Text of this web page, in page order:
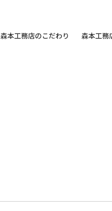
森本工務店のこだわり 森本工務